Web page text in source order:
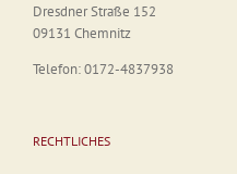
Dresdner Straße 152
09131 Chemnitz
Telefon: 0172-4837938
RECHTLICHES